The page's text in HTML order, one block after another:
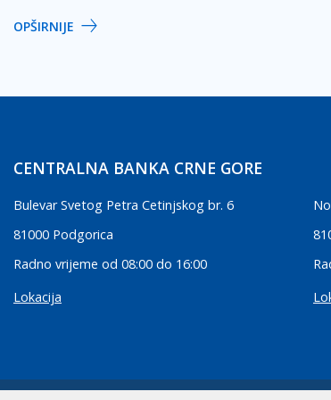
OPŠIRNIJE
CENTRALNA BANKA CRNE GORE
Bulevar Svetog Petra Cetinjskog br. 6
81000 Podgorica
Radno vrijeme od 08:00 do 16:00
Lokacija